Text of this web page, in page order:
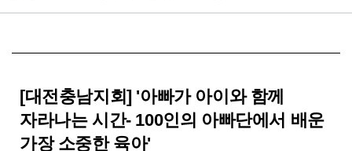
[대전충남지회] '아빠가 아이와 함께
자라나는 시간- 100인의 아빠단에서 배운
가장 소중한 육아'